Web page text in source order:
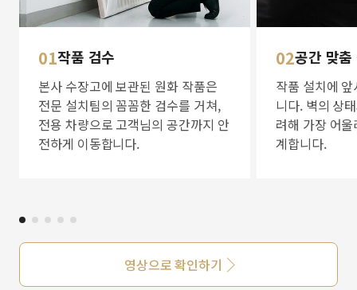
01작품 검수
본사 수장고에 보관된 원화 작품은
전문 설치팀의 꼼꼼한 검수를 거쳐,
전용 차량으로 고객님의 공간까지 안
전하게 이동합니다.
02공간 맞
작품 설치에
니다. 벽의 상
려해 가장 어
계합니다.
영상으로 확인하기